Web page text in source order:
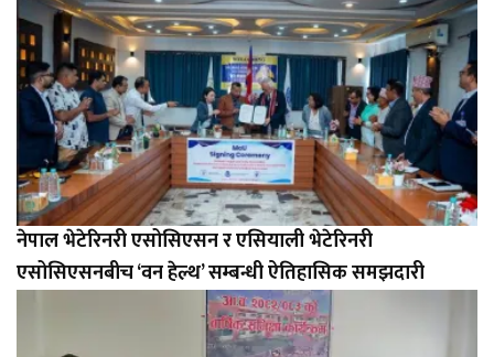
नेपाल भेटेरिनरी एसोसिएसन र एसियाली भेटेरिनरी
एसोसिएसनबीच ‘वन हेल्थ’ सम्बन्धी ऐतिहासिक समझदारी